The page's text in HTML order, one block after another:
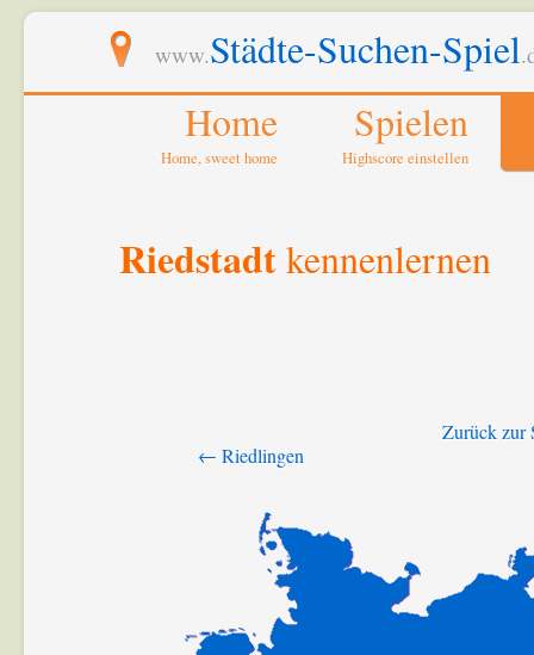
www.Städte-Suchen-Spiel
Home
Home, sweet home
Spielen
Highscore einstellen
Riedstadtkennenlernen
← Riedlingen
Zurück zur